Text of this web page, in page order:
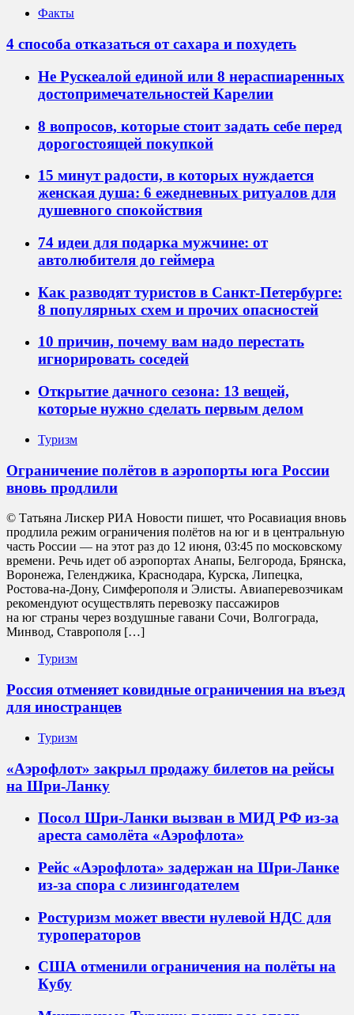
Факты
4 способа отказаться от сахара и похудеть
Не Рускеалой единой или 8 нераспиаренных
достопримечательностей Карелии
8 вопросов, которые стоит задать себе перед
дорогостоящей покупкой
15 минут радости, в которых нуждается
женская душа: 6 ежедневных ритуалов для
душевного спокойствия
74 идеи для подарка мужчине: от
автолюбителя до геймера
Как разводят туристов в Санкт-Петербурге:
8 популярных схем и прочих опасностей
10 причин, почему вам надо перестать
игнорировать соседей
Открытие дачного сезона: 13 вещей,
которые нужно сделать первым делом
Туризм
Ограничение полётов в аэропорты юга России
вновь продлили
© Татьяна Лискер РИА Новости пишет, что Росавиация вновь
продлила режим ограничения полётов на юг и в центральную
часть России — на этот раз до 12 июня, 03:45 по московскому
времени. Речь идет об аэропортах Анапы, Белгорода, Брянска,
Воронежа, Геленджика, Краснодара, Курска, Липецка,
Ростова-на-Дону, Симферополя и Элисты. Авиаперевозчикам
рекомендуют осуществлять перевозку пассажиров
на юг страны через воздушные гавани Сочи, Волгограда,
Минвод, Ставрополя […]
Туризм
Россия отменяет ковидные ограничения на въезд
для иностранцев
Туризм
«Аэрофлот» закрыл продажу билетов на рейсы
на Шри-Ланку
Посол Шри-Ланки вызван в МИД РФ из-за
ареста самолёта «Аэрофлота»
Рейс «Аэрофлота» задержан на Шри-Ланке
из-за спора с лизингодателем
Ростуризм может ввести нулевой НДС для
туроператоров
США отменили ограничения на полёты на
Кубу